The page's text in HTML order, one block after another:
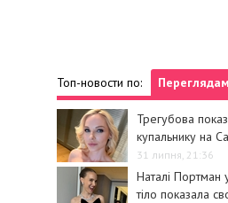
Топ-новости по:
Трегубова
купальнику на
31 липня, 21:36
Наталі Портман
тіло показала